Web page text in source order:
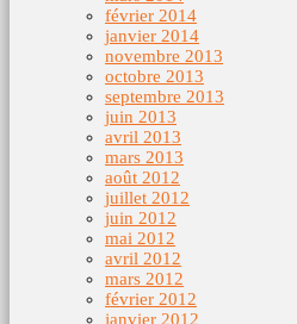
février 2014
janvier 2014
novembre 2013
octobre 2013
septembre 2013
juin 2013
avril 2013
mars 2013
août 2012
juillet 2012
juin 2012
mai 2012
avril 2012
mars 2012
février 2012
janvier 2012